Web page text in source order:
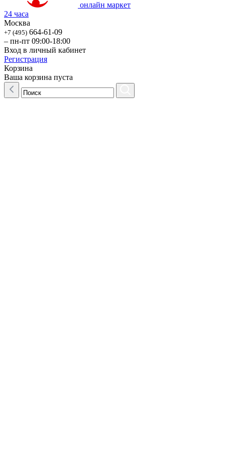
онлайн маркет
24 часа
Москва
+7 (495) 664-61-09
– пн-пт 09:00-18:00
Вход в личный кабинет
Регистрация
Корзина
Ваша корзина пуста